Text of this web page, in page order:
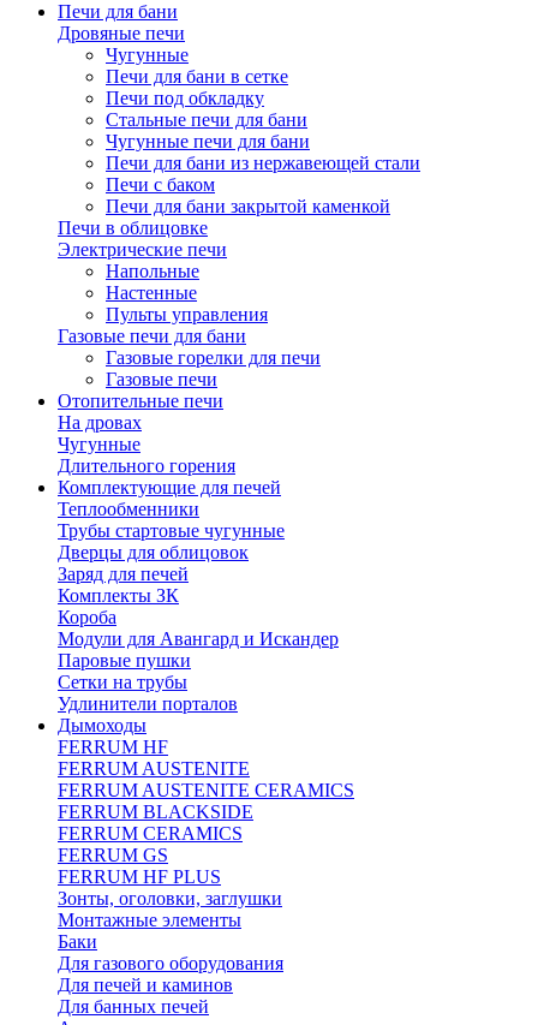
Печи для бани
Дровяные печи
Чугунные
Печи для бани в сетке
Печи под обкладку
Стальные печи для бани
Чугунные печи для бани
Печи для бани из нержавеющей стали
Печи с баком
Печи для бани закрытой каменкой
Печи в облицовке
Электрические печи
Напольные
Настенные
Пульты управления
Газовые печи для бани
Газовые горелки для печи
Газовые печи
Отопительные печи
На дровах
Чугунные
Длительного горения
Комплектующие для печей
Теплообменники
Трубы стартовые чугунные
Дверцы для облицовок
Заряд для печей
Комплекты ЗК
Короба
Модули для Авангард и Искандер
Паровые пушки
Сетки на трубы
Удлинители порталов
Дымоходы
FERRUM HF
FERRUM AUSTENITE
FERRUM AUSTENITE CERAMICS
FERRUM BLACKSIDE
FERRUM CERAMICS
FERRUM GS
FERRUM HF PLUS
Зонты, оголовки, заглушки
Монтажные элементы
Баки
Для газового оборудования
Для печей и каминов
Для банных печей